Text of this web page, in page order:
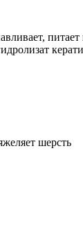
шерсть